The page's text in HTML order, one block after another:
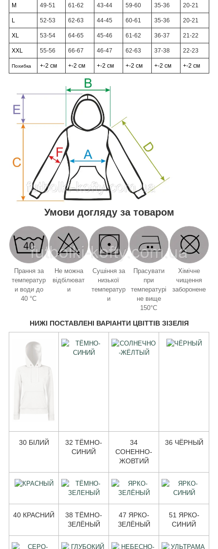
M 49-51 61-62 43-44 59-60 35-36 20-21
L 52-53 62-63 44-45 60-61 35-36 20-21
XL 53-54 64-65 45-46 61-62 36-37 21-22
XXL 55-56 66-67 46-47 62-63 37-38 22-23
Похибка +-2 см +-2 см +-2 см +-2 см +-2 см +-2 см
Умови догляду за товаром
Прання за
температур
и води до
40 °C
Не можна
відбілюват
и
Сушіння за
низької
температур
и
Прасувати
при
температурі
не вище
150°C
Хімічне
чищення
заборонене
НИЖІ ПОСТАВЛЕНІ ВАРІАНТИ ЦВІТТІВ ЗІЗЕЛІЯ
30 БІЛИЙ
32 ТЁМНО-
СИНИЙ
34
СОНЕННО-
ЖОВТИЙ
36 ЧЁРНЫЙ
40 КРАСНИЙ
38 ТЁМНО-
ЗЕЛЁНЫЙ
47 ЯРКО-
ЗЕЛЁНЫЙ
51 ЯРКО-
СИНИЙ